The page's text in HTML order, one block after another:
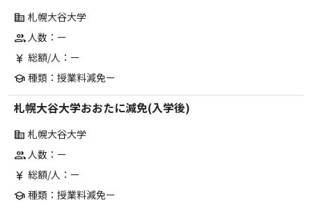
corporate_fare 札幌大谷大学
group人数：ー
currency_yen 総額/人：ー
school 種類：授業料減免ー
札幌大谷大学おおたに減免(入学後)
corporate_fare 札幌大谷大学
group人数：ー
currency_yen 総額/人：ー
school 種類：授業料減免ー